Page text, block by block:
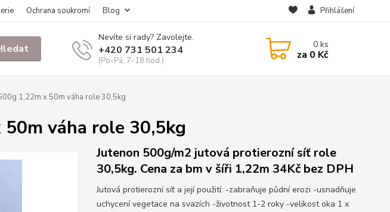
Ochrana soukromí Blog Přihlášení
Nevíte si rady? Zavolejte.
+420 731 501 234
(Po-Pá, 7-18 hod.)
0ks
za 0 Kč
1,22m x 50m váha role 30,5kg
váha role 30,5kg
Jutenon 500g/m2 jutová protierozní síť role
30,5kg. Cena za bm v šíři 1,22m 34Kč bez DPH
Jutová protierozní síť a její použití: -zabraňuje půdní erozi -usnadňuje
uchycení vegetace na svazích -životnost 1-2 roky -velikost oka 1 x